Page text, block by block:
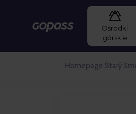
Gopass
Ośrodki
górskie
Homepage Starý